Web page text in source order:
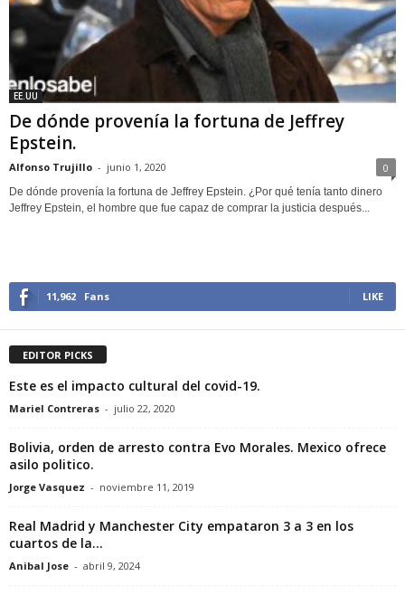
EE.UU
De dónde provenía la fortuna de Jeffrey
Epstein.
Alfonso Trujillo - junio 1, 2020 0
De dónde provenía la fortuna de Jeffrey Epstein. ¿Por qué tenía tanto dinero
Jeffrey Epstein, el hombre que fue capaz de comprar la justicia después...
11,962 Fans LIKE
EDITOR PICKS
Este es el impacto cultural del covid-19.
Mariel Contreras - julio 22, 2020
Bolivia, orden de arresto contra Evo Morales. Mexico ofrece
asilo politico.
Jorge Vasquez - noviembre 11, 2019
Real Madrid y Manchester City empataron 3 a 3 en los
cuartos de la...
Anibal Jose - abril 9, 2024